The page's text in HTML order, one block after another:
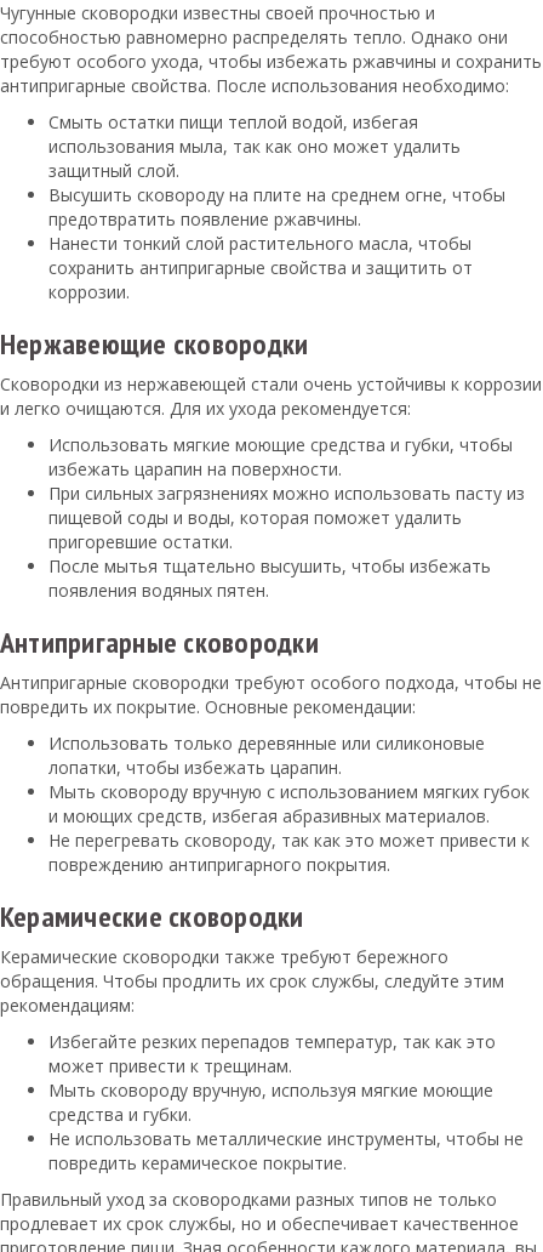
Чугунные сковородки известны своей прочностью и
способностью равномерно распределять тепло. Однако они
требуют особого ухода, чтобы избежать ржавчины и сохранить
антипригарные свойства. После использования необходимо:
Смыть остатки пищи теплой водой, избегая
использования мыла, так как оно может удалить
защитный слой.
Высушить сковороду на плите на среднем огне, чтобы
предотвратить появление ржавчины.
Нанести тонкий слой растительного масла, чтобы
сохранить антипригарные свойства и защитить от
коррозии.
Нержавеющие сковородки
Сковородки из нержавеющей стали очень устойчивы к коррозии
и легко очищаются. Для их ухода рекомендуется:
Использовать мягкие моющие средства и губки, чтобы
избежать царапин на поверхности.
При сильных загрязнениях можно использовать пасту из
пищевой соды и воды, которая поможет удалить
пригоревшие остатки.
После мытья тщательно высушить, чтобы избежать
появления водяных пятен.
Антипригарные сковородки
Антипригарные сковородки требуют особого подхода, чтобы не
повредить их покрытие. Основные рекомендации:
Использовать только деревянные или силиконовые
лопатки, чтобы избежать царапин.
Мыть сковороду вручную с использованием мягких губок
и моющих средств, избегая абразивных материалов.
Не перегревать сковороду, так как это может привести к
повреждению антипригарного покрытия.
Керамические сковородки
Керамические сковородки также требуют бережного
обращения. Чтобы продлить их срок службы, следуйте этим
рекомендациям:
Избегайте резких перепадов температур, так как это
может привести к трещинам.
Мыть сковороду вручную, используя мягкие моющие
средства и губки.
Не использовать металлические инструменты, чтобы не
повредить керамическое покрытие.
Правильный уход за сковородками разных типов не только
продлевает их срок службы, но и обеспечивает качественное